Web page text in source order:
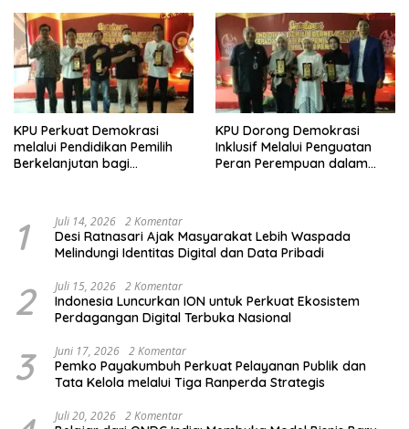
KPU Perkuat Demokrasi
melalui Pendidikan Pemilih
Berkelanjutan bagi
KPU Dorong Demokrasi
Inklusif Melalui Penguatan
Peran Perempuan dalam
1 Juli 14, 2026 2 Komentar
Desi Ratnasari Ajak Masyarakat Lebih Waspada
Melindungi Identitas Digital dan Data Pribadi
2 Juli 15, 2026 2 Komentar
Indonesia Luncurkan ION untuk Perkuat Ekosistem
Perdagangan Digital Terbuka Nasional
3 Juni 17, 2026 2 Komentar
Pemko Payakumbuh Perkuat Pelayanan Publik dan
Tata Kelola melalui Tiga Ranperda Strategis
Juli 20, 2026 2 Komentar